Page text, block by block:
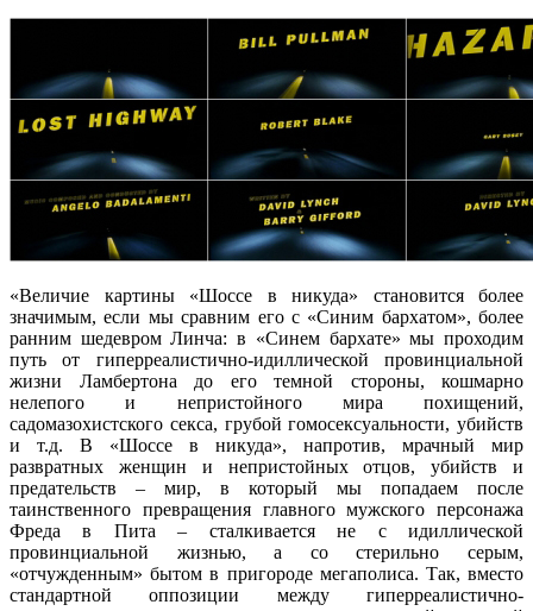
«Величие картины «Шоссе в никуда» становится более
значимым, если мы сравним его с «Синим бархатом», более
ранним шедевром Линча: в «Синем бархате» мы проходим
путь от гиперреалистично-идиллической провинциальной
жизни Ламбертона до его темной стороны, кошмарно
нелепого и непристойного мира похищений,
садомазохистского секса, грубой гомосексуальности, убийств
и т.д. В «Шоссе в никуда», напротив, мрачный мир
развратных женщин и непристойных отцов, убийств и
предательств – мир, в который мы попадаем после
таинственного превращения главного мужского персонажа
Фреда в Пита – сталкивается не с идиллической
провинциальной жизнью, а со стерильно серым,
«отчужденным» бытом в пригороде мегаполиса. Так, вместо
стандартной оппозиции между гиперреалистично-